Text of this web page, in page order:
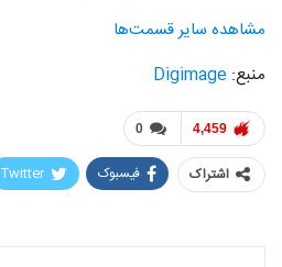
مشاهده سایر قسمت‌ها
منبع: Digimage
0 4,459
اشتراک فیسبوک Twitter